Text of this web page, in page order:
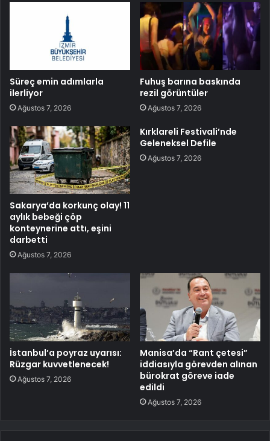
Süreç emin adımlarla
ilerliyor
Ağustos 7, 2026
Fuhuş barına baskında
rezil görüntüler
Ağustos 7, 2026
Sakarya’da korkunç olay! 11
aylık bebeği çöp
konteynerine attı, eşini
darbetti
Ağustos 7, 2026
Kırklareli Festivali’nde
Geleneksel Defile
Ağustos 7, 2026
İstanbul’a poyraz uyarısı:
Rüzgar kuvvetlenecek!
Ağustos 7, 2026
Manisa’da “Rant çetesi”
iddiasıyla görevden alınan
bürokrat göreve iade
edildi
Ağustos 7, 2026